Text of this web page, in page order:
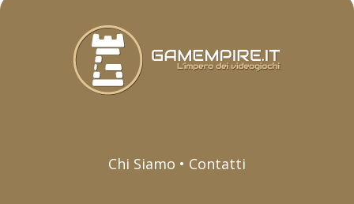
Chi Siamo • Contatti